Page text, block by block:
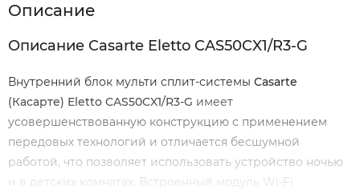
Описание
Описание Casarte Eletto CAS50CX1/R3-G
Внутренний блок мульти сплит-системы Casarte
(Касарте) Eletto CAS50CX1/R3-G имеет
усовершенствованную конструкцию с применением
передовых технологий и отличается бесшумной
работой, что позволяет использовать устройство ночью
и в детских комнатах. Встроенный модуль Wi-Fi